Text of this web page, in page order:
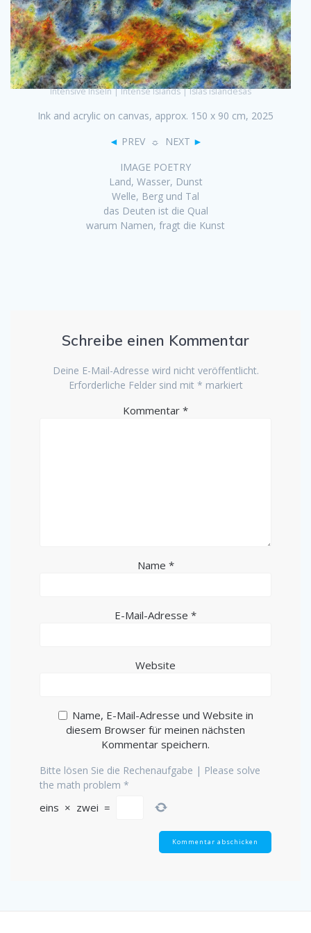
Intensive Inseln | Intense Islands | Islas islandesas
Ink and acrylic on canvas, approx. 150 x 90 cm, 2025
◄ PREV ☼ NEXT ►
IMAGE POETRY
Land, Wasser, Dunst
Welle, Berg und Tal
das Deuten ist die Qual
warum Namen, fragt die Kunst
Schreibe einen Kommentar
Deine E-Mail-Adresse wird nicht veröffentlicht.
Erforderliche Felder sind mit * markiert
Kommentar *
Name *
E-Mail-Adresse *
Website
Name, E-Mail-Adresse und Website in
diesem Browser für meinen nächsten
Kommentar speichern.
Bitte lösen Sie die Rechenaufgabe | Please solve
the math problem *
eins × zwei =